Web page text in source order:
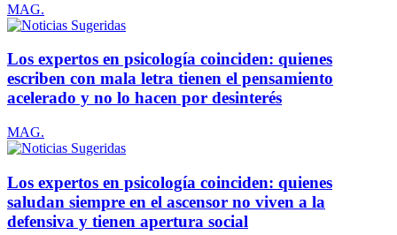
MAG.
Los expertos en psicología coinciden: quienes
escriben con mala letra tienen el pensamiento
acelerado y no lo hacen por desinterés
MAG.
Los expertos en psicología coinciden: quienes
saludan siempre en el ascensor no viven a la
defensiva y tienen apertura social